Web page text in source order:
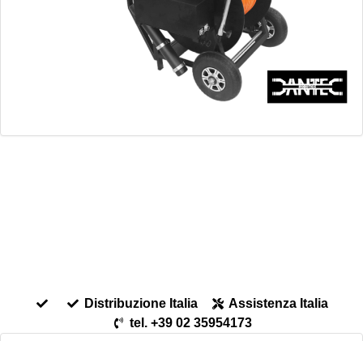
Distribuzione Italia
Assistenza Italia
tel. +39 02 35954173